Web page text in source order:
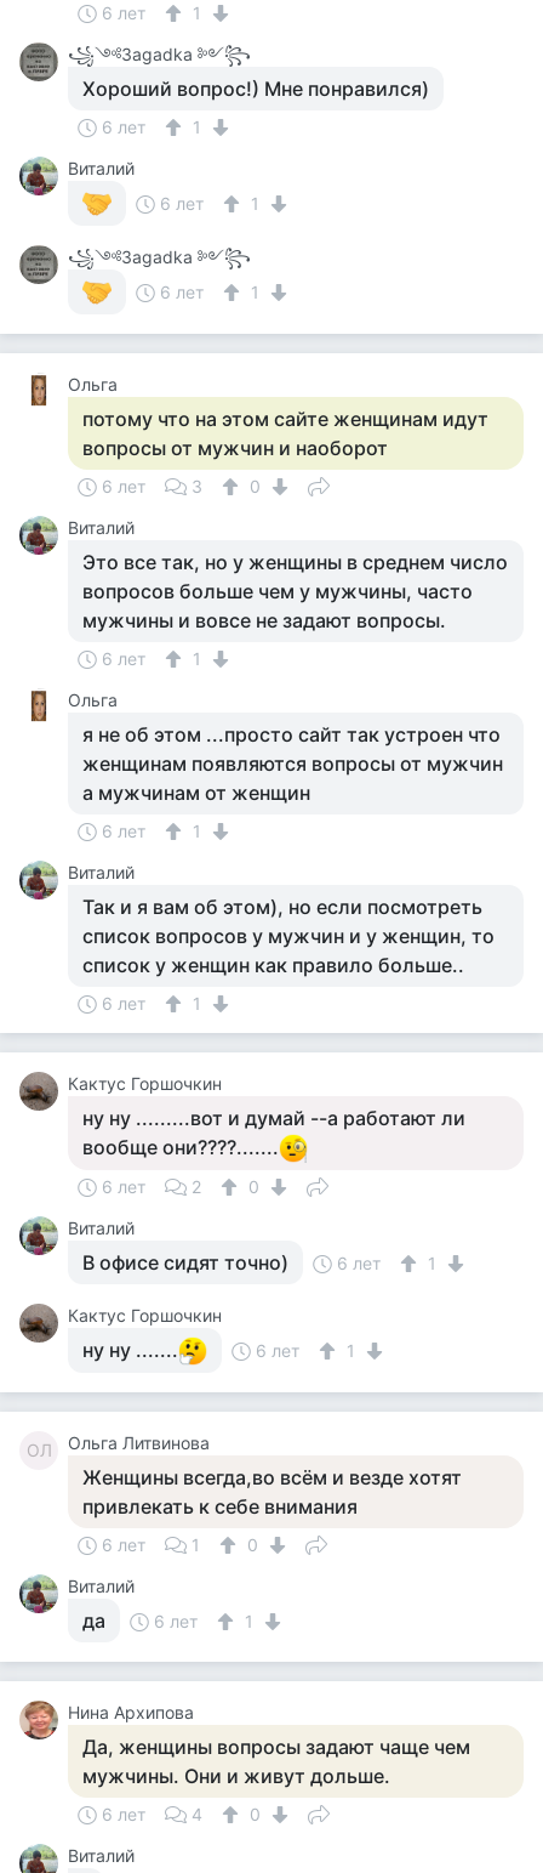
6 лет
1
꧁༺Зagadka ༻꧂
Хороший вопрос!) Мне понравился)
6 лет
1
Виталий
6 лет
1
꧁༺Зagadka ༻꧂
6 лет
1
Ольга
потому что на этом сайте женщинам идут
вопросы от мужчин и наоборот
6 лет 3
0
Виталий
Это все так, но у женщины в среднем число
вопросов больше чем у мужчины, часто
мужчины и вовсе не задают вопросы.
6 лет
1
Ольга
я не об этом ...просто сайт так устроен что
женщинам появляются вопросы от мужчин
а мужчинам от женщин
6 лет
1
Виталий
Так и я вам об этом), но если посмотреть
список вопросов у мужчин и у женщин, то
список у женщин как правило больше..
6 лет 1
Кактус Горшочкин
ну ну .........вот и думай --а работают ли
вообще они????.......
6 лет 2
0
Виталий
В офисе сидят точно) 6 лет 1
Кактус Горшочкин
ну ну ....... 6 лет 1
ОЛ Ольга Литвинова
Женщины всегда,во всём и везде хотят
привлекать к себе внимания
6 лет 1
0
Виталий
да 6 лет 1
Нина Архипова
Да, женщины вопросы задают чаще чем
мужчины. Они и живут дольше.
6 лет 4
0
Виталий